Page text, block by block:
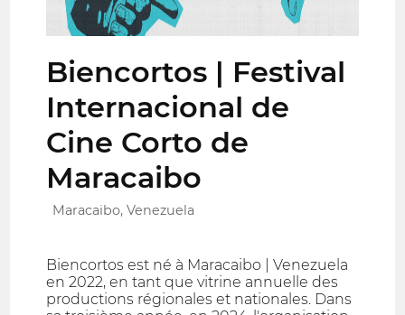
Biencortos | Festival
Internacional de
Cine Corto de
Maracaibo
Maracaibo, Venezuela
Biencortos est né à Maracaibo | Venezuela
en 2022, en tant que vitrine annuelle des
productions régionales et nationales. Dans